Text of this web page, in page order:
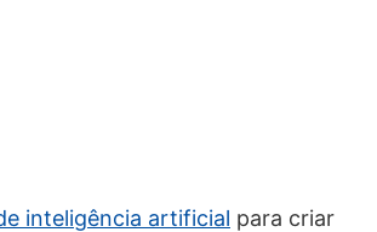
inteligência artificial para criar